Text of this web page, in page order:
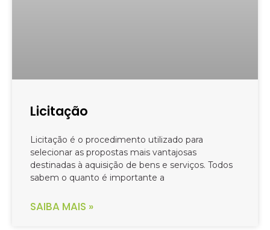
Licitação
Licitação é o procedimento utilizado para
selecionar as propostas mais vantajosas
destinadas à aquisição de bens e serviços. Todos
sabem o quanto é importante a
SAIBA MAIS »